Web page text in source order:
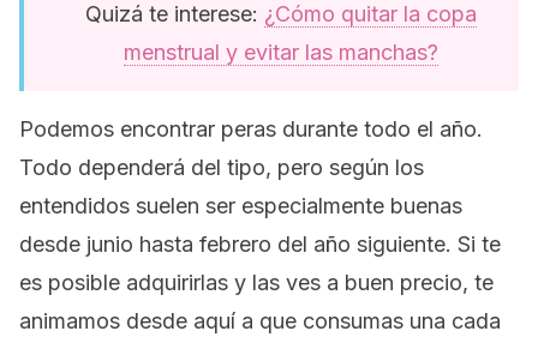
Quizá te interese: ¿Cómo quitar la copa
menstrual y evitar las manchas?
Podemos encontrar peras durante todo el año.
Todo dependerá del tipo, pero según los
entendidos suelen ser especialmente buenas
desde junio hasta febrero del año siguiente. Si te
es posible adquirirlas y las ves a buen precio, te
animamos desde aquí a que consumas una cada